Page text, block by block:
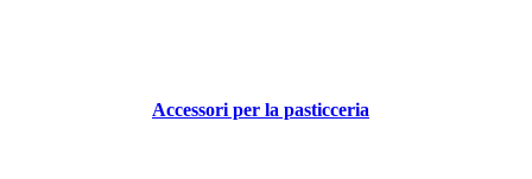
Accessori per la pasticceria